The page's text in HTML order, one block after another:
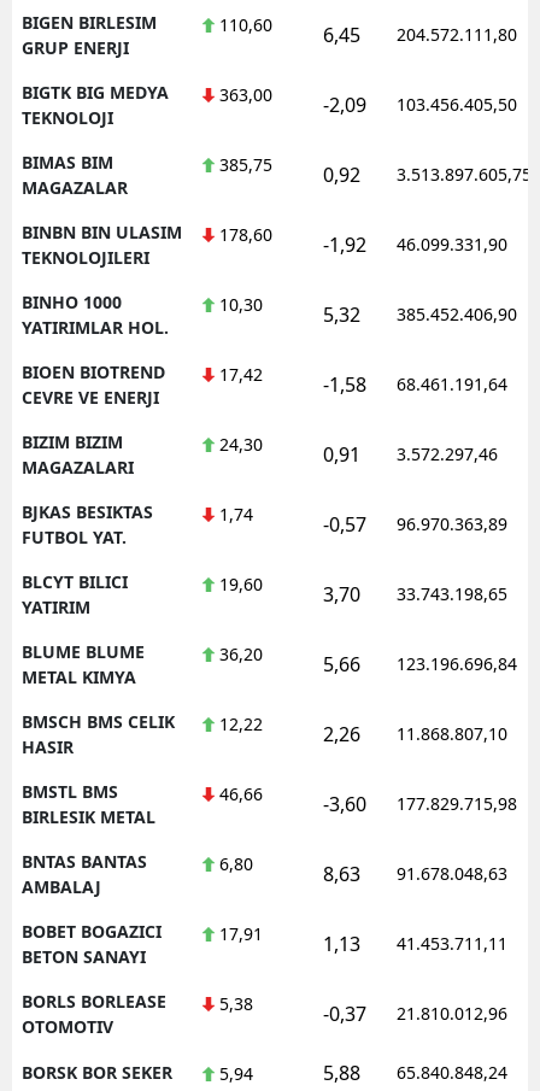
BIGEN BIRLESIM
GRUP ENERJI
110,60 6,45 204.572.111,80
BIGTK BIG MEDYA
TEKNOLOJI
363,00 -2,09 103.456.405,50
BIMAS BIM
MAGAZALAR
385,75 0,92 3.513.897.605,75
BINBN BIN ULASIM
TEKNOLOJILERI
178,60 -1,92 46.099.331,90
BINHO 1000
YATIRIMLAR HOL.
10,30 5,32 385.452.406,90
BIOEN BIOTREND
CEVRE VE ENERJI
17,42 -1,58 68.461.191,64
BIZIM BIZIM
MAGAZALARI
24,30 0,91 3.572.297,46
BJKAS BESIKTAS
FUTBOL YAT.
1,74 -0,57 96.970.363,89
BLCYT BILICI
YATIRIM
19,60 3,70 33.743.198,65
BLUME BLUME
METAL KIMYA
36,20 5,66 123.196.696,84
BMSCH BMS CELIK
HASIR
12,22 2,26 11.868.807,10
BMSTL BMS
BIRLESIK METAL
46,66 -3,60 177.829.715,98
BNTAS BANTAS
AMBALAJ
6,80 8,63 91.678.048,63
BOBET BOGAZICI
BETON SANAYI
17,91 1,13 41.453.711,11
BORLS BORLEASE
OTOMOTIV
5,38 -0,37 21.810.012,96
BORSK BOR SEKER 5,94 5,88 65.840.848,24